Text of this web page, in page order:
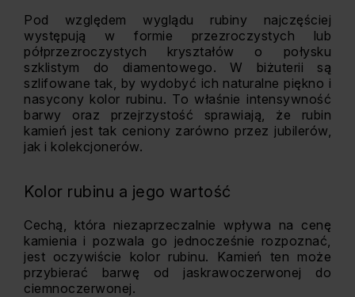
Pod względem wyglądu rubiny najczęściej
występują w formie przezroczystych lub
półprzezroczystych kryształów o połysku
szklistym do diamentowego. W biżuterii są
szlifowane tak, by wydobyć ich naturalne piękno i
nasycony kolor rubinu. To właśnie intensywność
barwy oraz przejrzystość sprawiają, że rubin
kamień jest tak ceniony zarówno przez jubilerów,
jak i kolekcjonerów.
Kolor rubinu a jego wartość
Cechą, która niezaprzeczalnie wpływa na cenę
kamienia i pozwala go jednocześnie rozpoznać,
jest oczywiście kolor rubinu. Kamień ten może
przybierać barwę od jaskrawoczerwonej do
ciemnoczerwonej.